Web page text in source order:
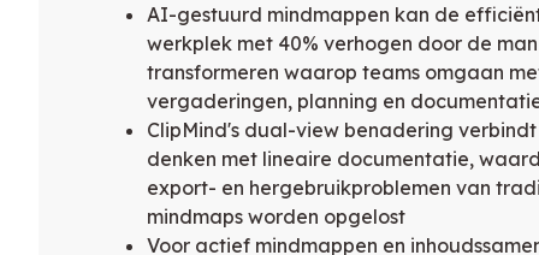
AI-gestuurd mindmappen kan de
werkplek met 40% verhogen door de
transformeren waarop teams omgaan
vergaderingen, planning en
ClipMind's dual-view benadering
denken met lineaire documentatie,
export- en hergebruikproblemen van
mindmaps worden opgelost
Voor actief mindmappen en